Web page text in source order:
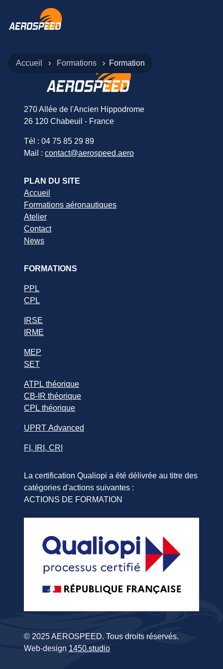
Accueil Formations Formation
270 Allée de l'Ancien Hippodrome
26 120 Chabeuil - France
Tél : 04 75 85 29 89
Mail : contact@aerospeed.aero
PLAN DU SITE
Accueil
Formations aéronautiques
Atelier
Contact
News
FORMATIONS
PPL
CPL
IRSE
IRME
MEP
SET
ATPL théorique
CB-IR théorique
CPL théorique
UPRT Advanced
FI, IRI, CRI
La certification Qualiopi a été délivrée au titre des
catégories d'actions suivantes :
ACTIONS DE FORMATION
© 2025 AEROSPEED. Tous droits réservés.
Web-design 1450.studio